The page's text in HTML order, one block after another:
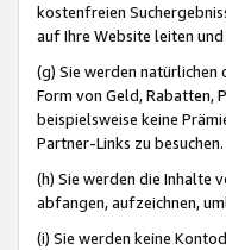
kostenfreien
auf Ihre Website leiten
(g) Sie werden natürlichen
Form von Geld, Rabatten,
beispielsweise keine
Partner-Links zu besuchen.
(h) Sie werden die Inhalte
abfangen, aufzeichnen,
(i) Sie werden keine